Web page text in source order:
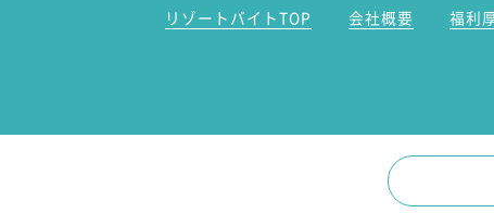
リゾートバイトTOP 会社概要 福利